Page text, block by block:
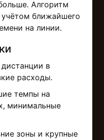
Алгоритм
учётом ближайшего
на линии.
в
расходы.
темпы на
минимальные
зоны и крупные